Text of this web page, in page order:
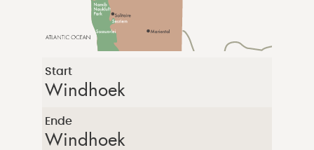
Start
Windhoek
Ende
Windhoek